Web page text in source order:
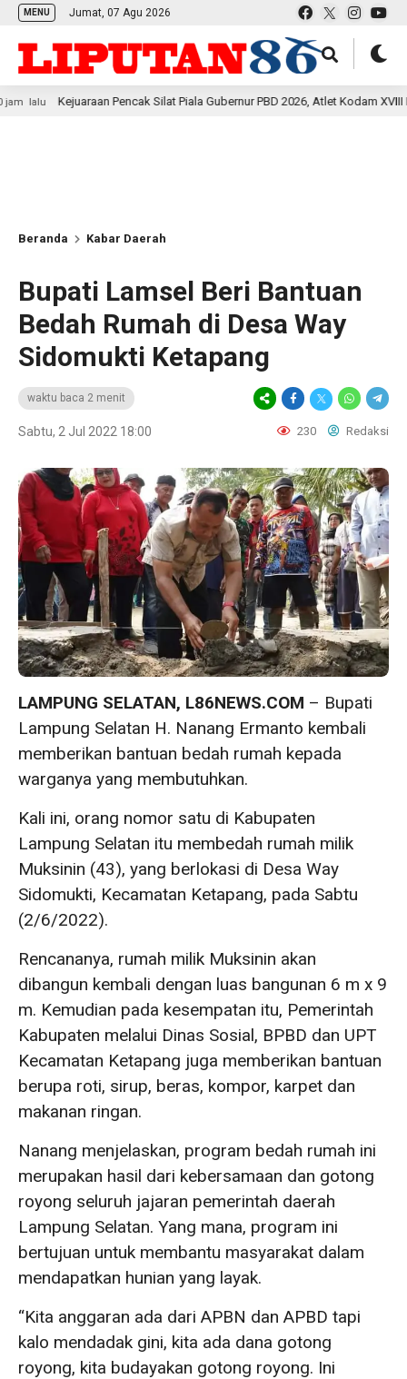
MENU Jumat, 07 Agu 2026
Pencak Silat Piala Gubernur PBD 2026, Atlet Kodam XVIII Kasuari
Beranda Kabar Daerah
Bupati Lamsel Beri Bantuan
Bedah Rumah di Desa Way
Sidomukti Ketapang
waktu baca 2 menit
Sabtu, 2 Jul 2022 18:00 230 Redaksi
LAMPUNG SELATAN, L86NEWS.COM – Bupati
Lampung Selatan H. Nanang Ermanto kembali
memberikan bantuan bedah rumah kepada
warganya yang membutuhkan.
Kali ini, orang nomor satu di Kabupaten
Lampung Selatan itu membedah rumah milik
Muksinin (43), yang berlokasi di Desa Way
Sidomukti, Kecamatan Ketapang, pada Sabtu
(2/6/2022).
Rencananya, rumah milik Muksinin akan
dibangun kembali dengan luas bangunan 6 m x 9
m. Kemudian pada kesempatan itu, Pemerintah
Kabupaten melalui Dinas Sosial, BPBD dan UPT
Kecamatan Ketapang juga memberikan bantuan
berupa roti, sirup, beras, kompor, karpet dan
makanan ringan.
Nanang menjelaskan, program bedah rumah ini
merupakan hasil dari kebersamaan dan gotong
royong seluruh jajaran pemerintah daerah
Lampung Selatan. Yang mana, program ini
bertujuan untuk membantu masyarakat dalam
mendapatkan hunian yang layak.
“Kita anggaran ada dari APBN dan APBD tapi
kalo mendadak gini, kita ada dana gotong
royong, kita budayakan gotong royong. Ini